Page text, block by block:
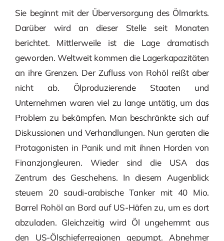
Sie beginnt mit der Überversorgung des Ölmarkts.
Darüber wird an dieser Stelle seit Monaten
berichtet. Mittlerweile ist die Lage dramatisch
geworden. Weltweit kommen die Lagerkapazitäten
an ihre Grenzen. Der Zufluss von Rohöl reißt aber
nicht ab. Ölproduzierende Staaten und
Unternehmen waren viel zu lange untätig, um das
Problem zu bekämpfen. Man beschränkte sich auf
Diskussionen und Verhandlungen. Nun geraten die
Protagonisten in Panik und mit ihnen Horden von
Finanzjongleuren. Wieder sind die USA das
Zentrum des Geschehens. In diesem Augenblick
steuern 20 saudi-arabische Tanker mit 40 Mio.
Barrel Rohöl an Bord auf US-Häfen zu, um es dort
abzuladen. Gleichzeitig wird Öl ungehemmt aus
den US-Ölschieferregionen gepumpt. Abnehmer